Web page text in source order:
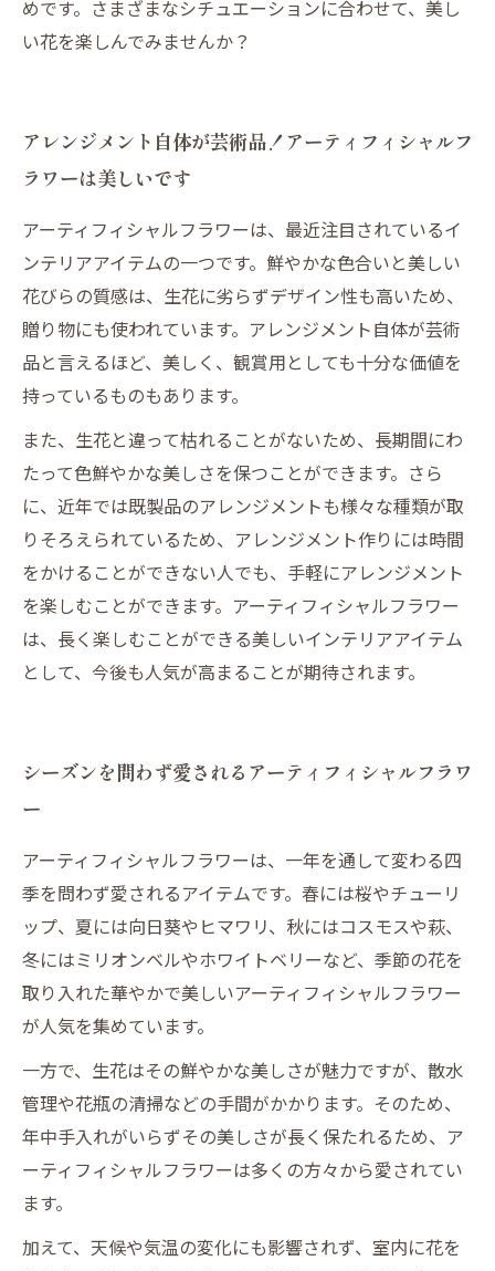
めです。さまざまなシチュエーションに合わせて、美し
い花を楽しんでみませんか？
アレンジメント自体が芸術品！アーティフィシャルフ
ラワーは美しいです
アーティフィシャルフラワーは、最近注目されているイ
ンテリアアイテムの一つです。鮮やかな色合いと美しい
花びらの質感は、生花に劣らずデザイン性も高いため、
贈り物にも使われています。アレンジメント自体が芸術
品と言えるほど、美しく、観賞用としても十分な価値を
持っているものもあります。
また、生花と違って枯れることがないため、長期間にわ
たって色鮮やかな美しさを保つことができます。さら
に、近年では既製品のアレンジメントも様々な種類が取
りそろえられているため、アレンジメント作りには時間
をかけることができない人でも、手軽にアレンジメント
を楽しむことができます。アーティフィシャルフラワー
は、長く楽しむことができる美しいインテリアアイテム
として、今後も人気が高まることが期待されます。
シーズンを問わず愛されるアーティフィシャルフラワ
ー
アーティフィシャルフラワーは、一年を通して変わる四
季を問わず愛されるアイテムです。春には桜やチューリ
ップ、夏には向日葵やヒマワリ、秋にはコスモスや萩、
冬にはミリオンベルやホワイトベリーなど、季節の花を
取り入れた華やかで美しいアーティフィシャルフラワー
が人気を集めています。
一方で、生花はその鮮やかな美しさが魅力ですが、散水
管理や花瓶の清掃などの手間がかかります。そのため、
年中手入れがいらずその美しさが長く保たれるため、ア
ーティフィシャルフラワーは多くの方々から愛されてい
ます。
加えて、天候や気温の変化にも影響されず、室内に花を